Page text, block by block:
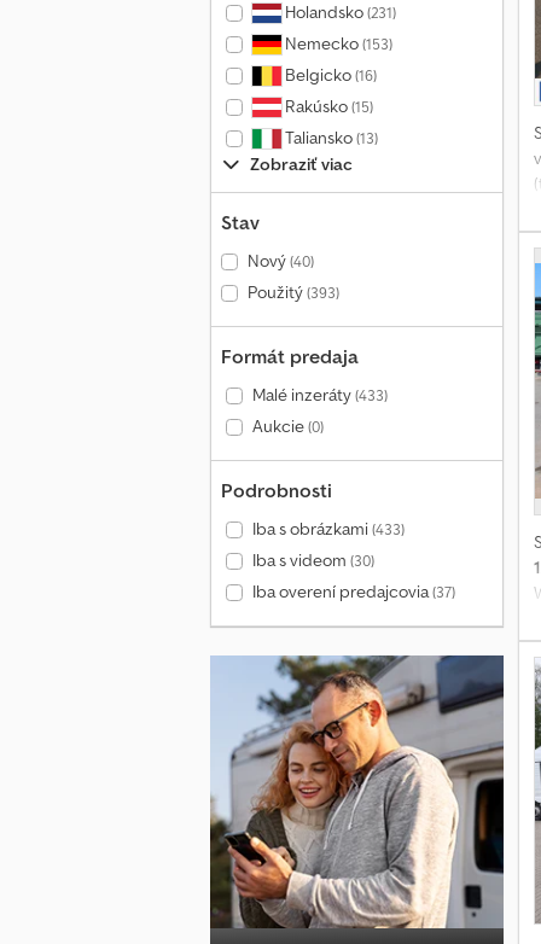
Holandsko(231)
Nemecko(153)
Belgicko(16)
Rakúsko(15)
Taliansko(13)
Zobraziť viac
Stav
Nový(40)
Použitý(393)
Formát predaja
Malé inzeráty(433)
Aukcie(0)
Podrobnosti
Iba s obrázkami(433)
Iba s videom (30)
Iba overení predajcovia(37)